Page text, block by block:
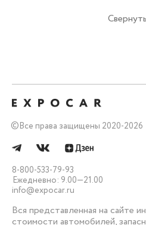
Свернуть
©Все права защищены 2020-2026
8-800-533-79-93
Ежедневно: 9.00—21.00
info@expocar.ru
Вся представленная на сайте
стоимости автомобилей,